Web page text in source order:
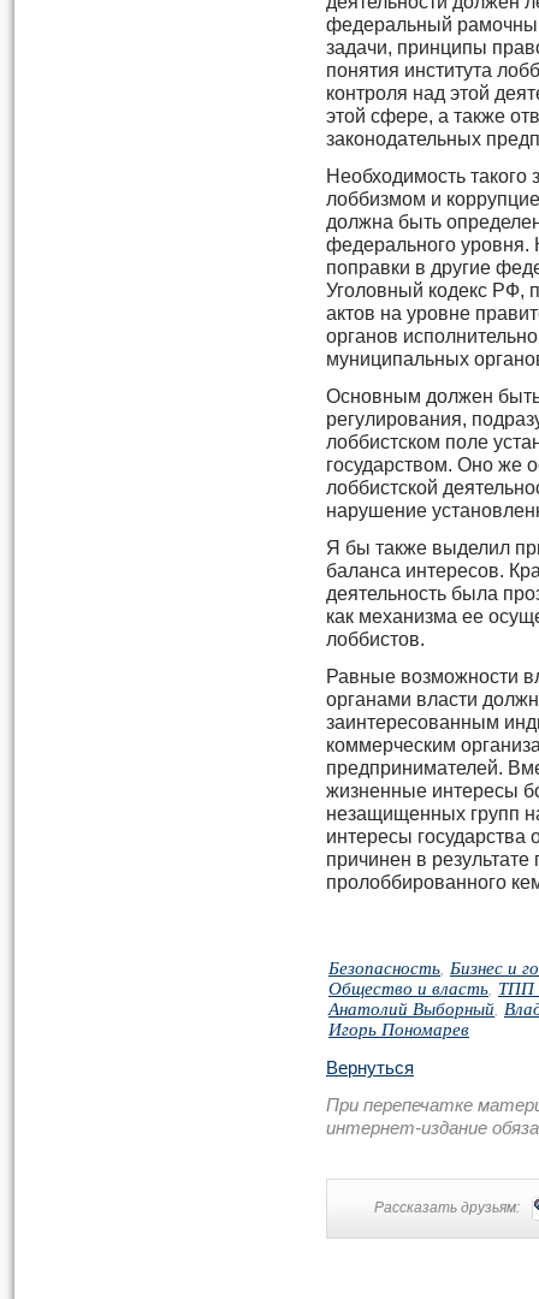
федеральный
задачи, принципы
понятия института
контроля над этой
этой сфере, а также
законодательных
Необходимость такого
лоббизмом и
должна быть
федерального уровня.
поправки в другие
Уголовный кодекс РФ,
актов на уровне
органов
муниципальных
Основным должен быть
регулирования,
лоббистском поле
государством. Оно же
лоббистской
нарушение
Я бы также выделил
баланса интересов.
деятельность была
как механизма ее
лоббистов.
Равные возможности
органами власти
заинтересованным
коммерческим
предпринимателей.
жизненные интересы
незащищенных групп
интересы
причинен в
пролоббированного
Безопасность, Бизнес и
Общество и власть,
Анатолий Выборный,
Игорь Пономарев
Вернуться
При перепечатке
интернет-издание
Рассказать друзьям: